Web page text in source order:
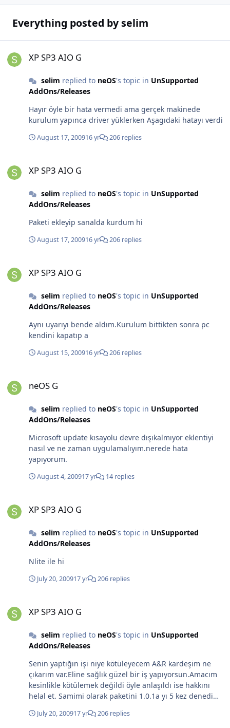
Everything posted by selim
XP SP3 AIO G
selim replied to neOS's topic in UnSupported
AddOns/Releases
Hayır öyle bir hata vermedi ama gerçek makinede
kurulum yapınca driver yüklerken Aşagıdaki hatayı verdi
August 17, 200916 yr 206 replies
XP SP3 AIO G
selim replied to neOS's topic in UnSupported
AddOns/Releases
Paketi ekleyip sanalda kurdum hi
August 17, 200916 yr 206 replies
XP SP3 AIO G
selim replied to neOS's topic in UnSupported
AddOns/Releases
Aynı uyarıyı bende aldım.Kurulum bittikten sonra pc
kendini kapatıp a
August 15, 200916 yr 206 replies
neOS G
selim replied to neOS's topic in UnSupported
AddOns/Releases
Microsoft update kısayolu devre dışıkalmıyor eklentiyi
nasıl ve ne zaman uygulamalıyım.nerede hata
yapıyorum.
August 4, 200917 yr 14 replies
XP SP3 AIO G
selim replied to neOS's topic in UnSupported
AddOns/Releases
Nlite ile hi
July 20, 200917 yr 206 replies
XP SP3 AIO G
selim replied to neOS's topic in UnSupported
AddOns/Releases
Senin yaptığın işi niye kötüleyecem A&R kardeşim ne
çıkarım var.Eline sağlık güzel bir iş yapıyorsun.Amacım
kesinlikle kötülemek değildi öyle anlaşıldı ise hakkını
helal et. Samimi olarak paketini 1.0.1a yı 5 kez denedim
aynı aldığım hata hdd biçimlendirme işlemini geçtikten
July 20, 200917 yr 206 replies